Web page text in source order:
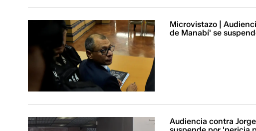
Microvistazo |
de Manabí' se
Audiencia contra